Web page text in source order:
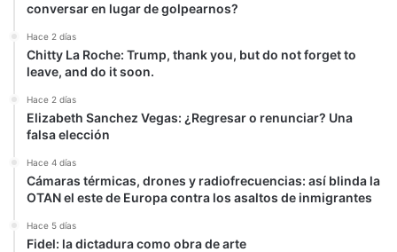
conversar en lugar de golpearnos?
Hace 2 días
Chitty La Roche: Trump, thank you, but do not forget to
leave, and do it soon.
Hace 2 días
Elizabeth Sanchez Vegas: ¿Regresar o renunciar? Una
falsa elección
Hace 4 días
Cámaras térmicas, drones y radiofrecuencias: así blinda la
OTAN el este de Europa contra los asaltos de inmigrantes
Hace 5 días
Fidel: la dictadura como obra de arte